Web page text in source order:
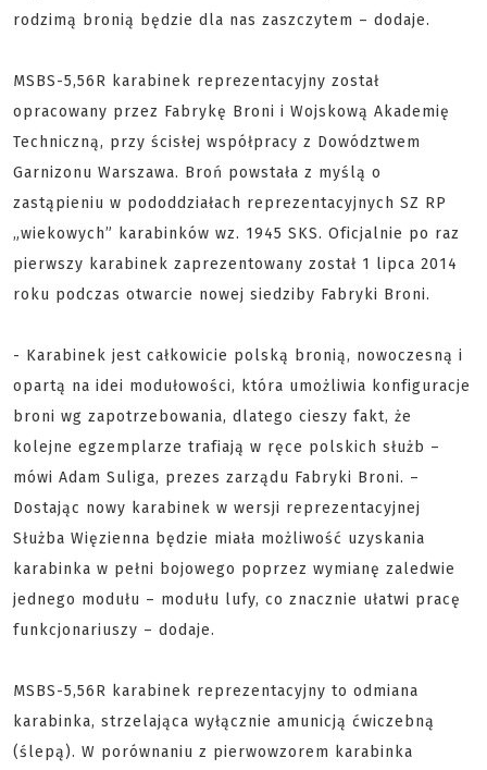
rodzimą bronią będzie dla nas zaszczytem – dodaje.
MSBS-5,56R karabinek reprezentacyjny został
opracowany przez Fabrykę Broni i Wojskową Akademię
Techniczną, przy ścisłej współpracy z Dowództwem
Garnizonu Warszawa. Broń powstała z myślą o
zastąpieniu w pododdziałach reprezentacyjnych SZ RP
„wiekowych” karabinków wz. 1945 SKS. Oficjalnie po raz
pierwszy karabinek zaprezentowany został 1 lipca 2014
roku podczas otwarcie nowej siedziby Fabryki Broni.
- Karabinek jest całkowicie polską bronią, nowoczesną i
opartą na idei modułowości, która umożliwia konfiguracje
broni wg zapotrzebowania, dlatego cieszy fakt, że
kolejne egzemplarze trafiają w ręce polskich służb –
mówi Adam Suliga, prezes zarządu Fabryki Broni. –
Dostając nowy karabinek w wersji reprezentacyjnej
Służba Więzienna będzie miała możliwość uzyskania
karabinka w pełni bojowego poprzez wymianę zaledwie
jednego modułu – modułu lufy, co znacznie ułatwi pracę
funkcjonariuszy – dodaje.
MSBS-5,56R karabinek reprezentacyjny to odmiana
karabinka, strzelająca wyłącznie amunicją ćwiczebną
(ślepą). W porównaniu z pierwowzorem karabinka